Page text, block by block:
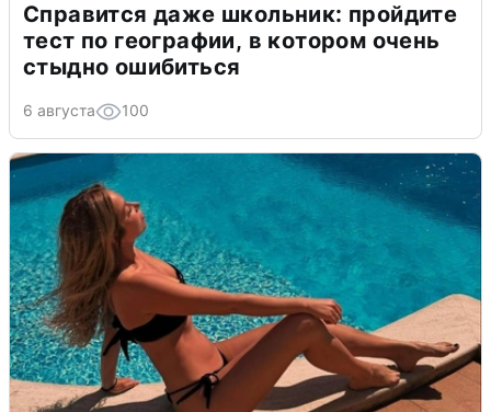
Справится даже школьник: пройдите
тест по географии, в котором очень
стыдно ошибиться
6 августа 100